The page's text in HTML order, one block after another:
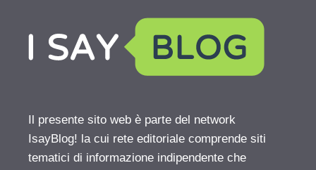
Il presente sito web è parte del network
IsayBlog! la cui rete editoriale comprende siti
tematici di informazione indipendente che